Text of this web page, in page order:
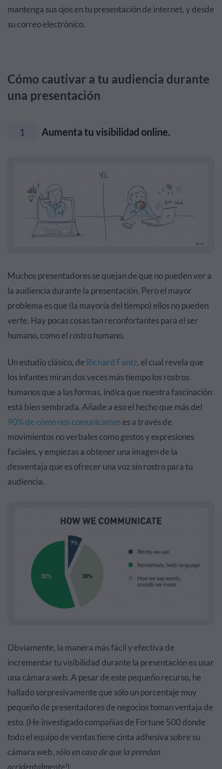
mantenga sus ojos en tu presentación de internet, y desde
su correo electrónico.
Cómo cautivar a tu audiencia durante
una presentación
1 Aumenta tu visibilidad online.
Muchos presentadores se quejan de que no pueden ver a
la audiencia durante la presentación. Pero el mayor
problema es que (la mayoría del tiempo) ellos no pueden
verte. Hay pocas cosas tan reconfortantes para el ser
humano, como el rostro humano.
Un estudio clásico, de Richard Fantz, el cual revela que
los infantes miran dos veces más tiempo los rostros
humanos que a las formas, indica que nuestra fascinación
está bien sembrada. Añade a eso el hecho que más del
90% de cómo nos comunicamoses a través de
movimientos no verbales como gestos y expresiones
faciales, y empiezas a obtener una imagen de la
desventaja que es ofrecer una voz sin rostro para tu
audiencia.
Obviamente, la manera más fácil y efectiva de
incrementar tu visibilidad durante la presentación es usar
una cámara web. A pesar de este pequeño recurso, he
hallado sorpresivamente que sólo un porcentaje muy
pequeño de presentadores de negocios toman ventaja de
esto. (He investigado compañías de Fortune 500 donde
todo el equipo de ventas tiene cinta adhesiva sobre su
cámara web,sólo en caso de que la prendan
accidentalmente!)